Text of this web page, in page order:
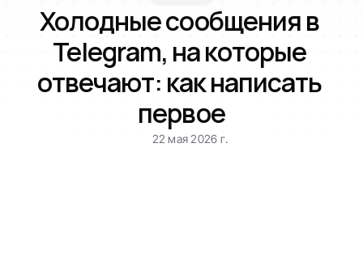
Холодные сообщения в
Telegram, на которые
отвечают: как написать
первое
22 мая 2026 г.